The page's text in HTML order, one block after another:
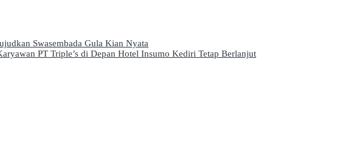
Swasembada Gula Kian Nyata
PT Triple’s di Depan Hotel Insumo Kediri Tetap Berlanjut